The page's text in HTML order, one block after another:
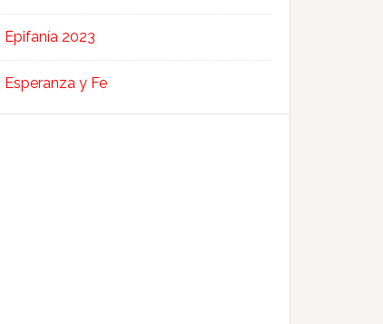
Epifanía 2023
Esperanza y Fe